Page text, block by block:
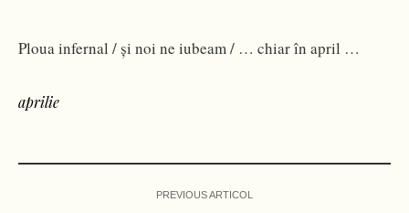
Ploua infernal / și noi ne iubeam / … chiar în april …
aprilie
PREVIOUS ARTICOL